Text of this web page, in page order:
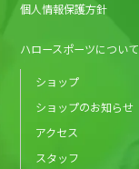
個人情報保護方針
ハロースポーツについて
ショップ
ショップのお知らせ
アクセス
スタッフ